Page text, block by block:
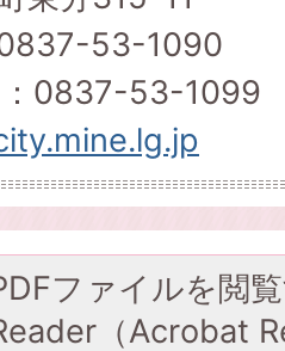
53-1090
0837-53-1099
ファイルを閲
（Acrobat